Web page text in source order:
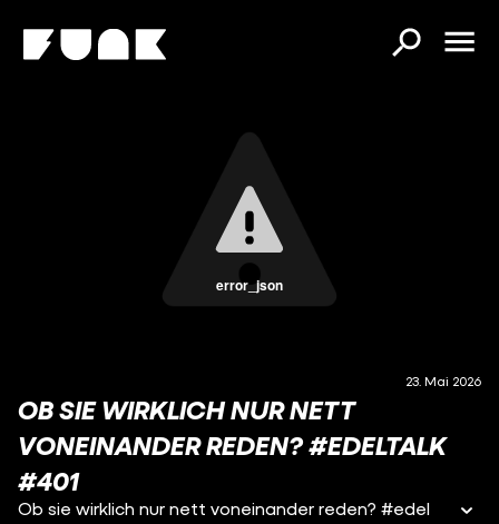
error_json
23. Mai 2026
OB SIE WIRKLICH NUR NETT
VONEINANDER REDEN? #EDELTALK
#401
Ob sie wirklich nur nett voneinander reden? #edel